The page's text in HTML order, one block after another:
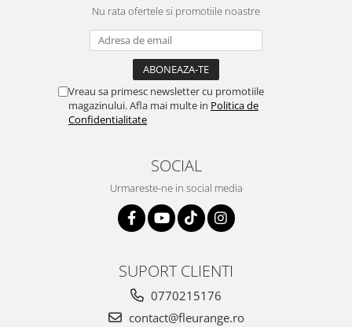
Nu rata ofertele si promotiile noastre
Vreau sa primesc newsletter cu promotiile
magazinului. Afla mai multe in Politica de
Confidentialitate
SOCIAL
Urmareste-ne in social media
SUPORT CLIENTI
0770215176
contact@fleurange.ro